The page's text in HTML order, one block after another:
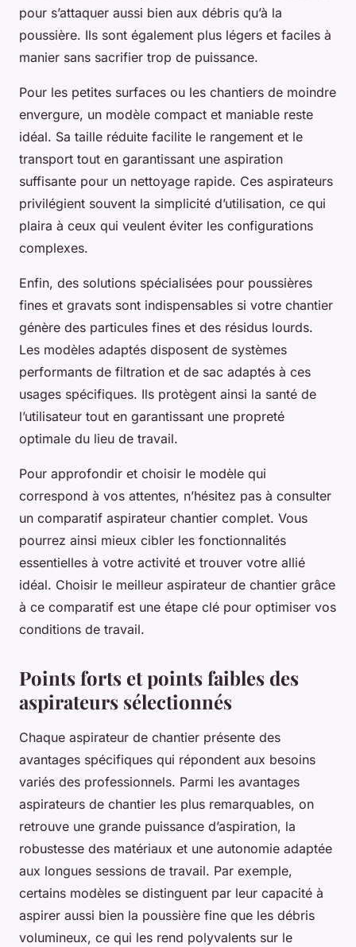
pour s’attaquer aussi bien aux débris qu’à la
poussière. Ils sont également plus légers et faciles à
manier sans sacrifier trop de puissance.
Pour les petites surfaces ou les chantiers de moindre
envergure, un modèle compact et maniable reste
idéal. Sa taille réduite facilite le rangement et le
transport tout en garantissant une aspiration
suffisante pour un nettoyage rapide. Ces aspirateurs
privilégient souvent la simplicité d’utilisation, ce qui
plaira à ceux qui veulent éviter les configurations
complexes.
Enfin, des solutions spécialisées pour poussières
fines et gravats sont indispensables si votre chantier
génère des particules fines et des résidus lourds.
Les modèles adaptés disposent de systèmes
performants de filtration et de sac adaptés à ces
usages spécifiques. Ils protègent ainsi la santé de
l’utilisateur tout en garantissant une propreté
optimale du lieu de travail.
Pour approfondir et choisir le modèle qui
correspond à vos attentes, n’hésitez pas à consulter
un comparatif aspirateur chantier complet. Vous
pourrez ainsi mieux cibler les fonctionnalités
essentielles à votre activité et trouver votre allié
idéal. Choisir le meilleur aspirateur de chantier grâce
à ce comparatif est une étape clé pour optimiser vos
conditions de travail.
Points forts et points faibles des
aspirateurs sélectionnés
Chaque aspirateur de chantier présente des
avantages spécifiques qui répondent aux besoins
variés des professionnels. Parmi les avantages
aspirateurs de chantier les plus remarquables, on
retrouve une grande puissance d’aspiration, la
robustesse des matériaux et une autonomie adaptée
aux longues sessions de travail. Par exemple,
certains modèles se distinguent par leur capacité à
aspirer aussi bien la poussière fine que les débris
volumineux, ce qui les rend polyvalents sur le